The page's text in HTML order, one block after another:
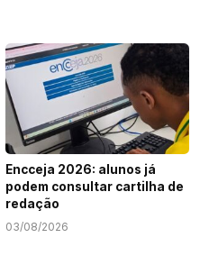
Encceja 2026: alunos já
podem consultar cartilha de
redação
03/08/2026